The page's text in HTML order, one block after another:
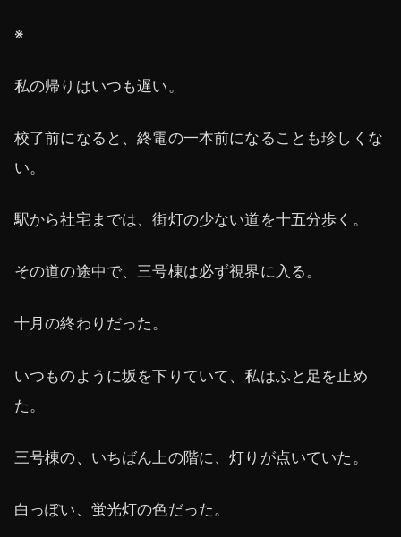
※
私の帰りはいつも遅い。
校了前になると、終電の一本前になることも珍しくな
い。
駅から社宅までは、街灯の少ない道を十五分歩く。
その道の途中で、三号棟は必ず視界に入る。
十月の終わりだった。
いつものように坂を下りていて、私はふと足を止め
た。
三号棟の、いちばん上の階に、灯りが点いていた。
白っぽい、蛍光灯の色だった。